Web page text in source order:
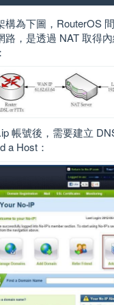
構為下圖，RouterOS
路，是透過 NAT 取得
帳號後，需要建立
a Host：